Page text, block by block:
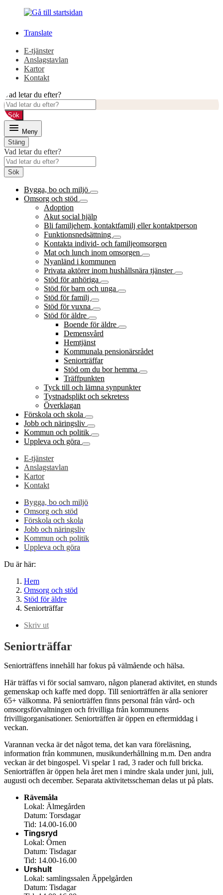
innehåll
huvudmeny
Translate
E-tjänster
Anslagstavlan
Kartor
Kontakt
Vad letar du efter?
Sök
Meny
Stäng
Vad letar du efter?
Sök
Bygga, bo och miljö
Omsorg och stöd
Adoption
Akut social hjälp
Bli familjehem, kontaktfamilj eller kontaktperson
Funktionsnedsättning
Kontakta individ- och familjeomsorgen
Mat och lunch inom omsorgen
Nyanländ i kommunen
Privata aktörer inom hushållsnära tjänster
Stöd för anhöriga
Stöd för barn och unga
Stöd för familj
Stöd för vuxna
Stöd för äldre
Boende för äldre
Demensvård
Hemtjänst
Kommunala pensionärsrådet
Seniorträffar
Stöd om du bor hemma
Träffpunkten
Tyck till och lämna synpunkter
Tystnadsplikt och sekretess
Överklagan
Förskola och skola
Jobb och näringsliv
Kommun och politik
Uppleva och göra
E-tjänster
Anslagstavlan
Kartor
Kontakt
Bygga, bo och miljö
Omsorg och stöd
Förskola och skola
Jobb och näringsliv
Kommun och politik
Uppleva och göra
Du är här:
Hem
Omsorg och stöd
Stöd för äldre
Seniorträffar
Skriv ut
Seniorträffar
Seniorträffens innehåll har fokus på välmående och hälsa.
Här träffas vi för social samvaro, någon planerad aktivitet, en stunds
gemenskap och kaffe med dopp. Till seniorträffen är alla seniorer
65+ välkomna. På seniorträffen finns personal från vård- och
omsorgsförvaltningen och frivilliga från kommunens
frivilligorganisationer. Seniorträffen är öppen en eftermiddag i
veckan.
Varannan vecka är det något tema, det kan vara föreläsning,
information från kommunen, musikunderhållning m.m. Den andra
veckan är det bingospel. Vi spelar 1 rad, 3 rader och full bricka.
Seniorträffen är öppen hela året men i mindre skala under juni, juli,
augusti och december. Separata aktivitetsscheman delas ut på plats.
Rävemåla
Lokal: Älmegården
Datum: Torsdagar
Tid: 14.00-16.00
Tingsryd
Lokal: Örnen
Datum: Tisdagar
Tid: 14.00-16.00
Urshult
Lokal: samlingssalen Äppelgården
Datum: Tisdagar